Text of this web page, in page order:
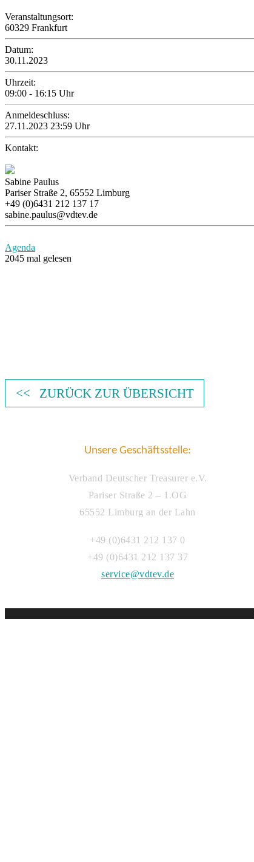
Veranstaltungsort:
60329 Frankfurt
Datum:
30.11.2023
Uhrzeit:
09:00 - 16:15 Uhr
Anmeldeschluss:
27.11.2023 23:59 Uhr
Kontakt:
Sabine Paulus
Pariser Straße 2, 65552 Limburg
+49 (0)6431 212 137 17
sabine.paulus@vdtev.de
Agenda
2045 mal gelesen
<< ZURÜCK ZUR ÜBERSICHT
Unsere Geschäftsstelle:
Verband Deutscher Treasurer e.V.
Pariser Straße 2 – 1.OG
65552 Limburg an der Lahn
+49 (0)6431 212 137 0
+49 (0)6431 212 137 37
service@vdtev.de